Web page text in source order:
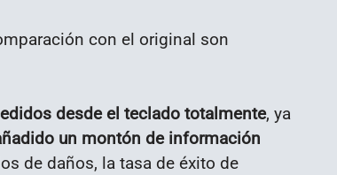
con el original son
desde el teclado totalmente, ya
un montón de información
de daños, la tasa de éxito de